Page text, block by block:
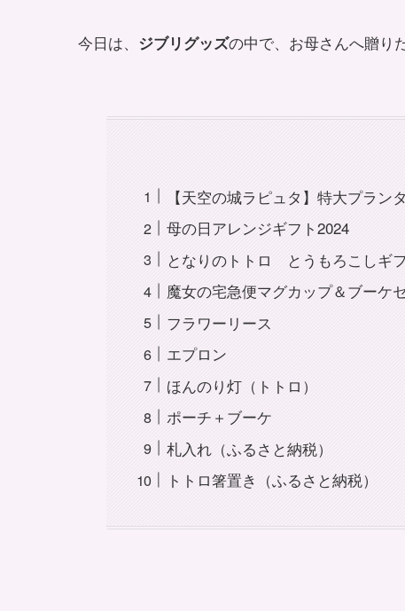
今日は、 ジブリグッズの中で、お母さんへ贈り
【天空の城ラピュタ】特大プラン
母の日アレンジギフト2024
となりのトトロ とうもろこしギ
魔女の宅急便マグカップ＆ブーケ
フラワーリース
エプロン
ほんのり灯（トトロ）
ポーチ＋ブーケ
札入れ（ふるさと納税）
トトロ箸置き（ふるさと納税）